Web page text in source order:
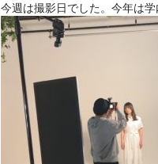
今週は撮影日でした。今年は